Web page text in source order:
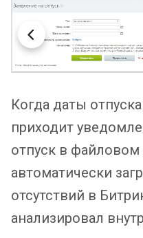
Когда даты
приходит
отпуск в
автоматически
отсутствий в
анализировал